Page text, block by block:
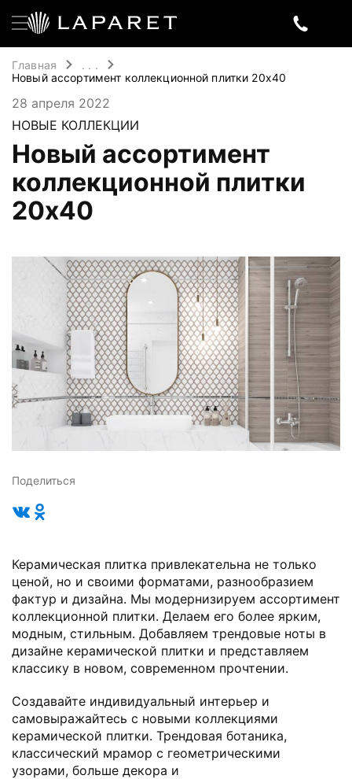
Главная
. . .
Новый ассортимент коллекционной плитки 20x40
28 апреля 2022
НОВЫЕ КОЛЛЕКЦИИ
Новый ассортимент
коллекционной плитки
20x40
Поделиться
Керамическая плитка привлекательна не только
ценой, но и своими форматами, разнообразием
фактур и дизайна. Мы модернизируем ассортимент
коллекционной плитки. Делаем его более ярким,
модным, стильным. Добавляем трендовые ноты в
дизайне керамической плитки и представляем
классику в новом, современном прочтении.
Создавайте индивидуальный интерьер и
самовыражайтесь с новыми коллекциями
керамической плитки. Трендовая ботаника,
классический мрамор с геометрическими
узорами, больше декора и